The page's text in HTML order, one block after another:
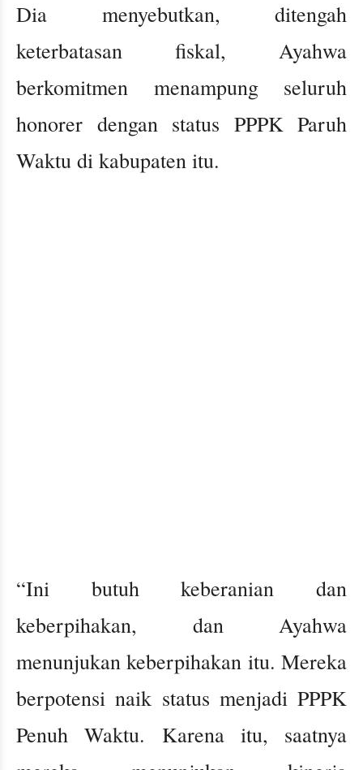
Dia menyebutkan, ditengah
keterbatasan fiskal, Ayahwa
berkomitmen menampung seluruh
honorer dengan status PPPK Paruh
Waktu di kabupaten itu.
“Ini butuh keberanian dan
keberpihakan, dan Ayahwa
menunjukan keberpihakan itu. Mereka
berpotensi naik status menjadi PPPK
Penuh Waktu. Karena itu, saatnya